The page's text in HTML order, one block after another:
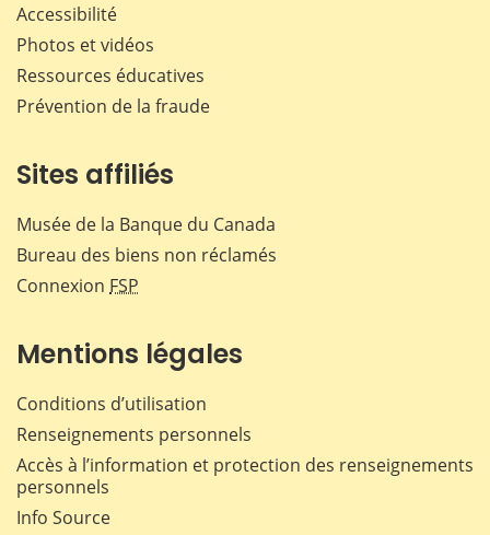
Accessibilité
Photos et vidéos
Ressources éducatives
Prévention de la fraude
Sites affiliés
Musée de la Banque du Canada
Bureau des biens non réclamés
Connexion FSP
Mentions légales
Conditions d’utilisation
Renseignements personnels
Accès à l’information et protection des renseignements
personnels
Info Source